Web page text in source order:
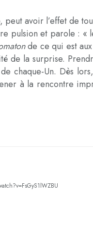
peut avoir l’effet de
pulsion et parole : «
de ce qui est
de la surprise.
chaque-Un. Dès
à la rencontre